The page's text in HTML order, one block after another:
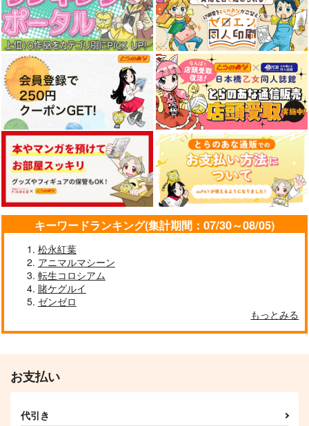
キーワードランキング(集計期間：07/30～08/05)
松永紅葉
アニマルマシーン
転生コロシアム
賭ケグルイ
ゼンゼロ
もっとみる
お支払い
代引き